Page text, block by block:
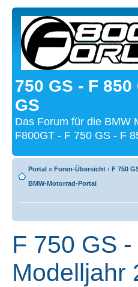
750 GS - F
GS
Das Forum für die BMW
F800GT - F 750 GS - F
Portal » Foren-Übersicht ‹ F 750
BMW-Motorrad-Portal
F 750 GS
Modelljahr